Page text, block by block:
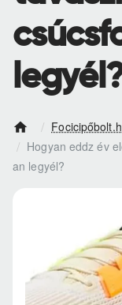
o
m
Hogyan eddz év
an legyél?